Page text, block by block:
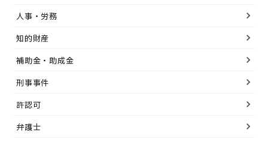
人事・労務
知的財産
補助金・助成金
刑事事件
許認可
弁護士